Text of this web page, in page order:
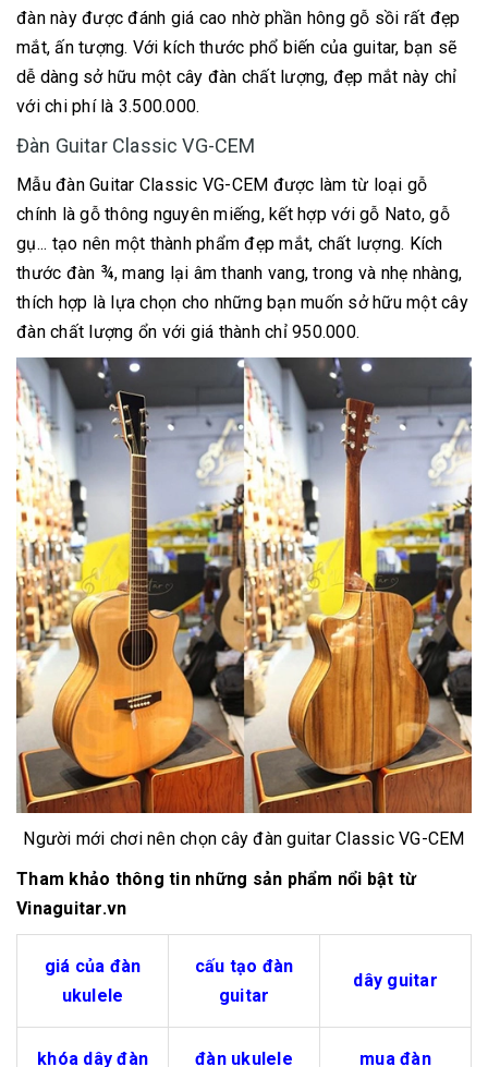
đàn này được đánh giá cao nhờ phần hông gỗ sồi rất đẹp
mắt, ấn tượng. Với kích thước phổ biến của guitar, bạn sẽ
dễ dàng sở hữu một cây đàn chất lượng, đẹp mắt này chỉ
với chi phí là 3.500.000.
Đàn Guitar Classic VG-CEM
Mẫu đàn Guitar Classic VG-CEM được làm từ loại gỗ
chính là gỗ thông nguyên miếng, kết hợp với gỗ Nato, gỗ
gụ... tạo nên một thành phẩm đẹp mắt, chất lượng. Kích
thước đàn ¾, mang lại âm thanh vang, trong và nhẹ nhàng,
thích hợp là lựa chọn cho những bạn muốn sở hữu một cây
đàn chất lượng ổn với giá thành chỉ 950.000.
Người mới chơi nên chọn cây đàn guitar Classic VG-CEM
Tham khảo thông tin những sản phẩm nổi bật từ
Vinaguitar.vn
giá của đàn
ukulele
cấu tạo đàn
guitar
dây guitar
khóa dây đàn đàn ukulele mua đàn